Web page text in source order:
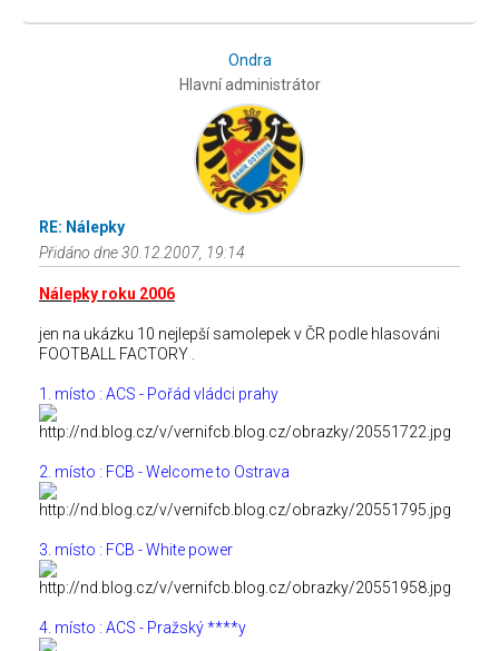
Ondra
Hlavní administrátor
RE: Nálepky
Přidáno dne 30.12.2007, 19:14
Nálepky roku 2006
jen na ukázku 10 nejlepší samolepek v ČR podle hlasováni
FOOTBALL FACTORY .
1. místo : ACS - Pořád vládci prahy
2. místo : FCB - Welcome to Ostrava
3. místo : FCB - White power
4. místo : ACS - Pražský ****y